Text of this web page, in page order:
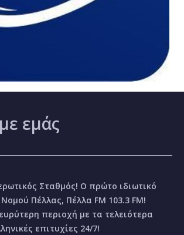
με εμάς
Σταθμός! Ο πρώτο ιδιωτικό
Πέλλας, Πέλλα FM 103.3 FM!
περιοχή με τα τελειότερα
επιτυχίες 24/7!